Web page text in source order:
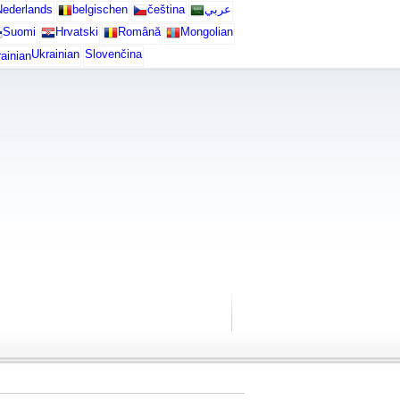
belgischen čeština
عربي
Suomi Hrvatski Română
Mongolian
Ukrainian Slovenčina